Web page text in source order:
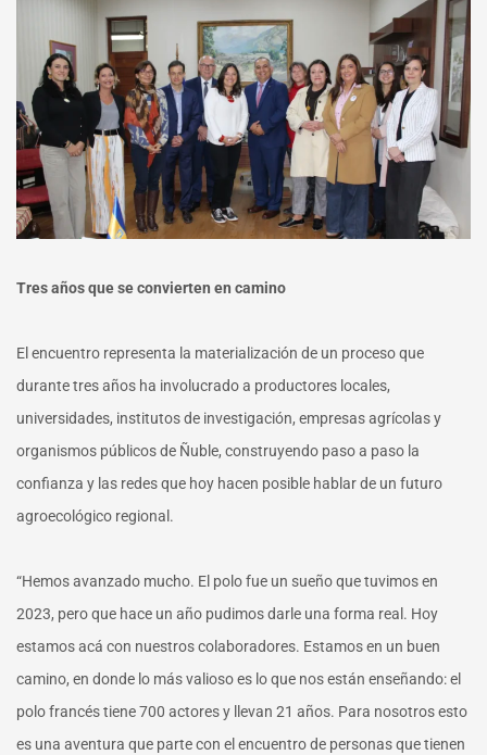
Tres años que se convierten en camino
El encuentro representa la materialización de un proceso que
durante tres años ha involucrado a productores locales,
universidades, institutos de investigación, empresas agrícolas y
organismos públicos de Ñuble, construyendo paso a paso la
confianza y las redes que hoy hacen posible hablar de un futuro
agroecológico regional.
“Hemos avanzado mucho. El polo fue un sueño que tuvimos en
2023, pero que hace un año pudimos darle una forma real. Hoy
estamos acá con nuestros colaboradores. Estamos en un buen
camino, en donde lo más valioso es lo que nos están enseñando: el
polo francés tiene 700 actores y llevan 21 años. Para nosotros esto
es una aventura que parte con el encuentro de personas que tienen